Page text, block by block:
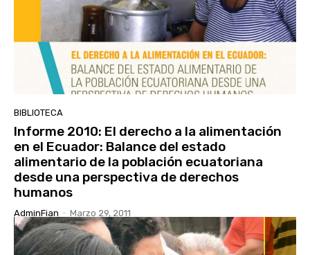
BIBLIOTECA
Informe 2010: El derecho a la alimentación
en el Ecuador: Balance del estado
alimentario de la población ecuatoriana
desde una perspectiva de derechos
humanos
AdminFian - Marzo 29, 2011